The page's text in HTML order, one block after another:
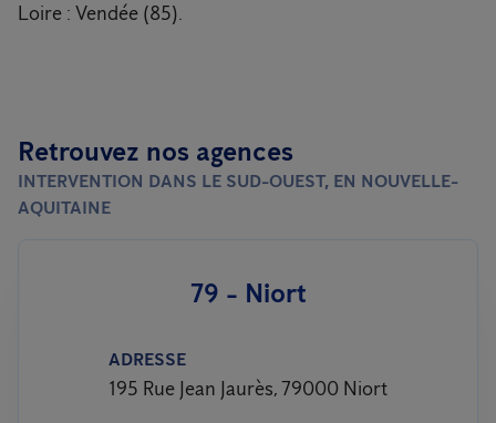
Loire : Vendée (85).
Retrouvez nos agences
INTERVENTION DANS LE SUD-OUEST, EN NOUVELLE-
AQUITAINE
79 - Niort
ADRESSE
195 Rue Jean Jaurès, 79000 Niort